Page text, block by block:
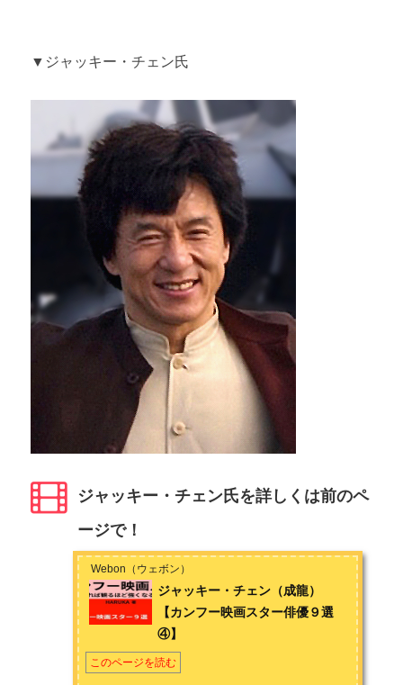
▼ジャッキー・チェン氏
ジャッキー・チェン氏を詳しくは前のペ
ージで！
Webon（ウェボン）
ジャッキー・チェン（成龍）
【カンフー映画スター俳優９選
④】
このページを読む